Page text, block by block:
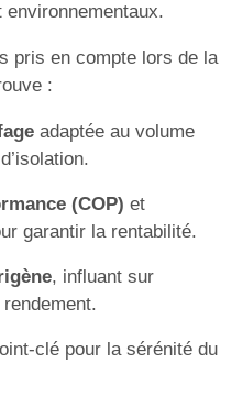
pris en compte lors de la
:
adaptée au volume
(COP) et
garantir la rentabilité.
, influant sur
clé pour la sérénité du